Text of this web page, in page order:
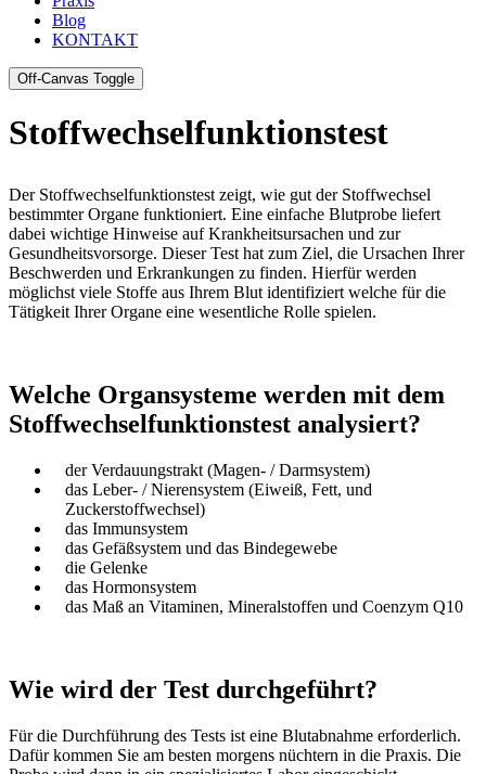
Blog
KONTAKT
Off-Canvas Toggle
Stoffwechselfunktionstest
Der Stoffwechselfunktionstest zeigt, wie gut der Stoffwechsel
bestimmter Organe funktioniert. Eine einfache Blutprobe liefert
dabei wichtige Hinweise auf Krankheitsursachen und zur
Gesundheitsvorsorge. Dieser Test hat zum Ziel, die Ursachen Ihrer
Beschwerden und Erkrankungen zu finden. Hierfür werden
möglichst viele Stoffe aus Ihrem Blut identifiziert welche für die
Tätigkeit Ihrer Organe eine wesentliche Rolle spielen.
Welche Organsysteme werden mit dem
Stoffwechselfunktionstest analysiert?
der Verdauungstrakt (Magen- / Darmsystem)
das Leber- / Nierensystem (Eiweiß, Fett, und
Zuckerstoffwechsel)
das Immunsystem
das Gefäßsystem und das Bindegewebe
die Gelenke
das Hormonsystem
das Maß an Vitaminen, Mineralstoffen und Coenzym Q10
Wie wird der Test durchgeführt?
Für die Durchführung des Tests ist eine Blutabnahme erforderlich.
Dafür kommen Sie am besten morgens nüchtern in die Praxis. Die